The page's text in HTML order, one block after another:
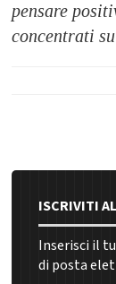
pensare
concentrati
ISCRIVITI
Inserisci il
di posta